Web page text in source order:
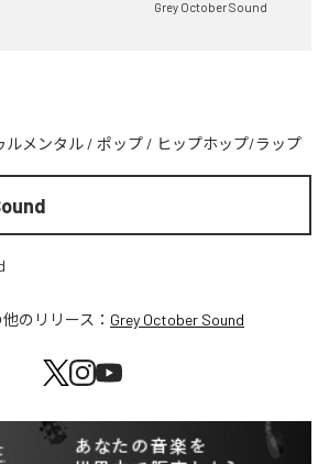
Grey October Sound
ルメンタル / ポップ / ヒップホップ/ラップ
他のリリース： Grey October Sound